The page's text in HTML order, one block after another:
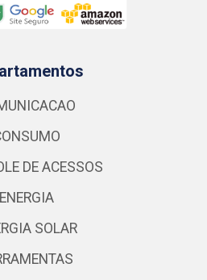
DE ACESSOS
ENERGIA
SOLAR